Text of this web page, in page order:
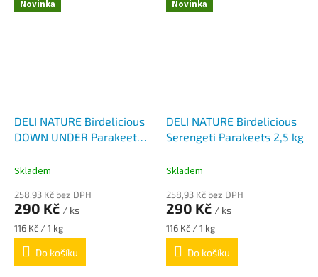
Novinka
DELI NATURE Birdelicious
DOWN UNDER Parakeets
Skladem
258,93 Kč bez DPH
290 Kč / ks
Měrná
cena:
116 Kč / 1 kg
Do košíku
Novinka
DELI NATURE Birdelicious
Serengeti Parakeets 2,5 kg
Skladem
258,93 Kč bez DPH
290 Kč / ks
Měrná
cena:
116 Kč / 1 kg
Do košíku